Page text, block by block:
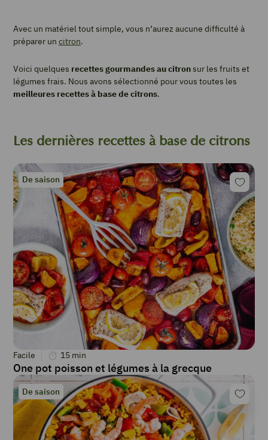
Avec un matériel tout simple, vous n’aurez aucune difficulté à
préparer un citron.
Voici quelques recettes gourmandes au citronsur les fruits et
légumes frais. Nous avons sélectionné pour vous toutes les
meilleures recettes à base de citrons.
Les dernières recettes à base de citrons
De saison
Facile 15 min
One pot poisson et légumes à la grecque
De saison